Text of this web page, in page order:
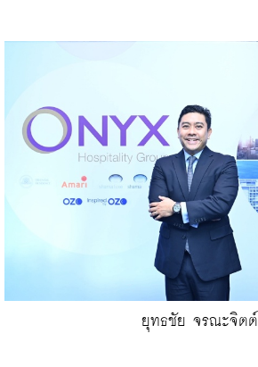
ยุทธชัย จรณะจิตต์